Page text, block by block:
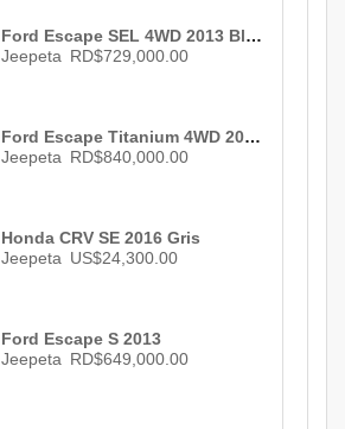
Ford Escape SEL 4WD 2013 Blanco
Jeepeta RD$729,000.00
Ford Escape Titanium 4WD 2013 Rojo
Jeepeta RD$840,000.00
Honda CRV SE 2016 Gris
Jeepeta US$24,300.00
Ford Escape S 2013
Jeepeta RD$649,000.00